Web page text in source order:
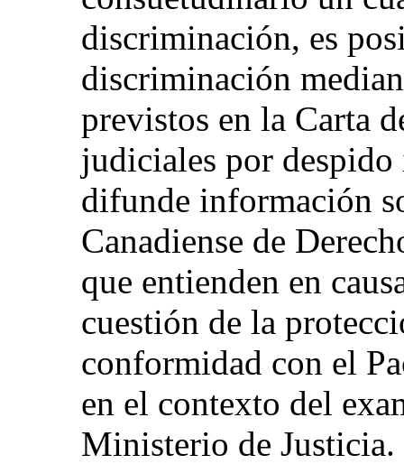
discriminación, es
discriminación
previstos en la Carta
judiciales por
difunde información
Canadiense de
que entienden en
cuestión de la
conformidad con el
en el contexto del
Ministerio de Justicia.